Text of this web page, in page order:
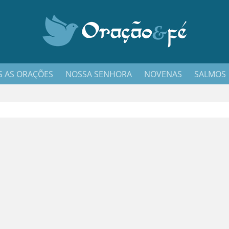
AS ORAÇÕES NOSSA SENHORA NOVENAS SALMOS